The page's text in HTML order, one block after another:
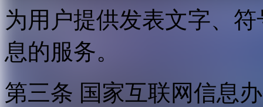
为用户提供发表文字、
息的服务。
第三条 国家互联网信息